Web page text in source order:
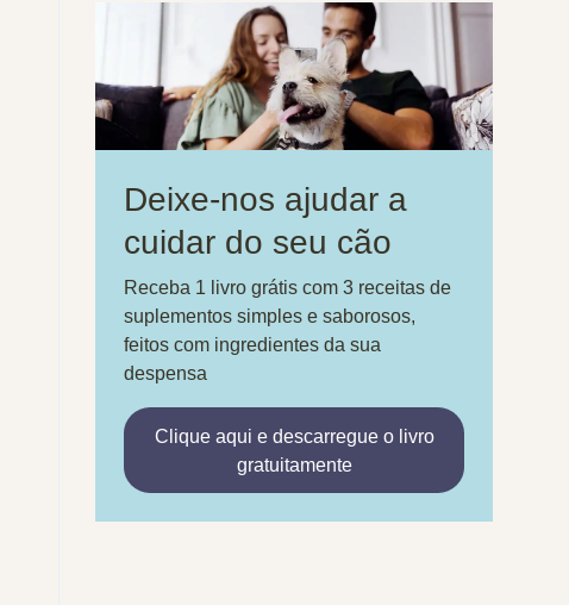
Deixe-nos ajudar a
cuidar do seu cão
Receba 1 livro grátis com 3 receitas de
suplementos simples e saborosos,
feitos com ingredientes da sua
despensa
Clique aqui e descarregue o livro
gratuitamente